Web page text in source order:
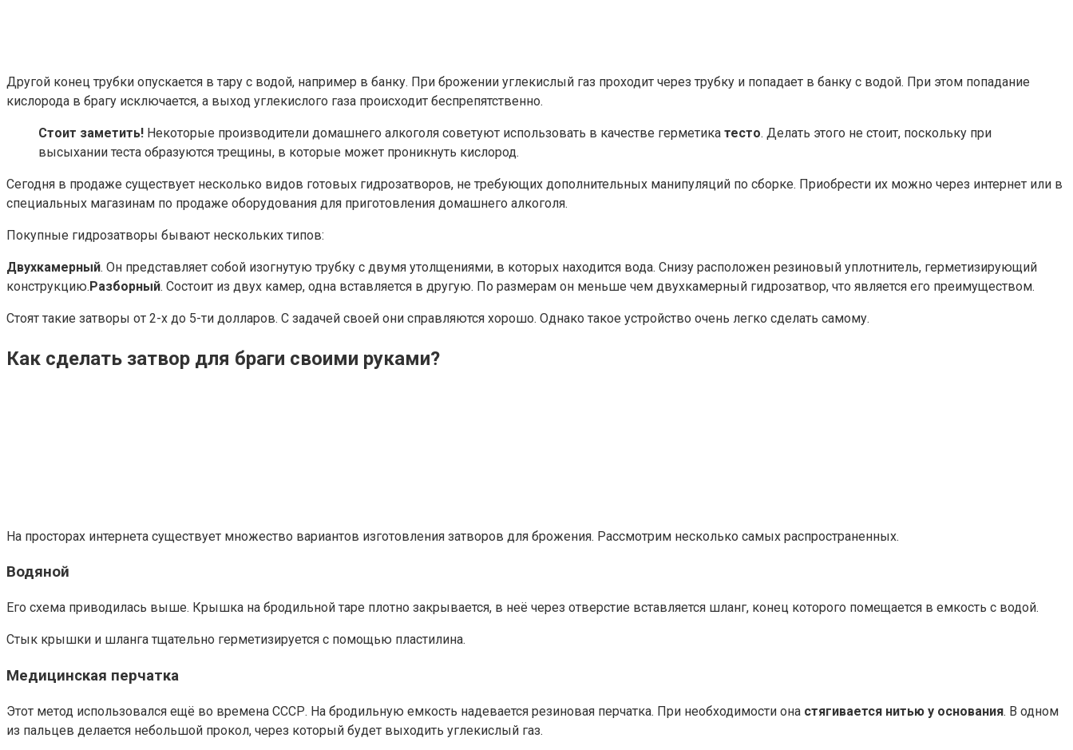
Другой конец трубки опускается в тару с водой, например в банку. При брожении углекислый газ проходит через трубку и попадает в банку с водой. При этом попадание
кислорода в брагу исключается, а выход углекислого газа происходит беспрепятственно.
Стоит заметить! Некоторые производители домашнего алкоголя советуют использовать в качестве герметика тесто. Делать этого не стоит, поскольку при
высыхании теста образуются трещины, в которые может проникнуть кислород.
Сегодня в продаже существует несколько видов готовых гидрозатворов, не требующих дополнительных манипуляций по сборке. Приобрести их можно через интернет или в
специальных магазинам по продаже оборудования для приготовления домашнего алкоголя.
Покупные гидрозатворы бывают нескольких типов:
Двухкамерный. Он представляет собой изогнутую трубку с двумя утолщениями, в которых находится вода. Снизу расположен резиновый уплотнитель, герметизирующий
конструкцию.Разборный. Состоит из двух камер, одна вставляется в другую. По размерам он меньше чем двухкамерный гидрозатвор, что является его преимуществом.
Стоят такие затворы от 2-х до 5-ти долларов. С задачей своей они справляются хорошо. Однако такое устройство очень легко сделать самому.
Как сделать затвор для браги своими руками?
На просторах интернета существует множество вариантов изготовления затворов для брожения. Рассмотрим несколько самых распространенных.
Водяной
Его схема приводилась выше. Крышка на бродильной таре плотно закрывается, в неё через отверстие вставляется шланг, конец которого помещается в емкость с водой.
Стык крышки и шланга тщательно герметизируется с помощью пластилина.
Медицинская перчатка
Этот метод использовался ещё во времена СССР. На бродильную емкость надевается резиновая перчатка. При необходимости она стягивается нитью у основания. В одном
из пальцев делается небольшой прокол, через который будет выходить углекислый газ.